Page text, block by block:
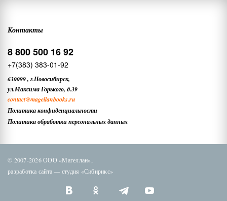
Контакты
8 800 500 16 92
+7(383) 383-01-92
630099, г.Новосибирск,
ул.Максима Горького, д.39
contact@magellanbooks.ru
Политика конфиденциальности
Политика обработки персональных данных
© 2007-2026 ООО «Магеллан»,
разработка сайта — студия «Сибирикс»